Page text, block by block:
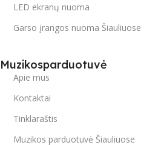
LED ekranų nuoma
Garso įrangos nuoma Šiauliuose
Muzikosparduotuvė
Apie mus
Kontaktai
Tinklaraštis
Muzikos parduotuvė Šiauliuose